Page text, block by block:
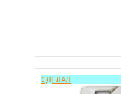
СДЕЛАЛ